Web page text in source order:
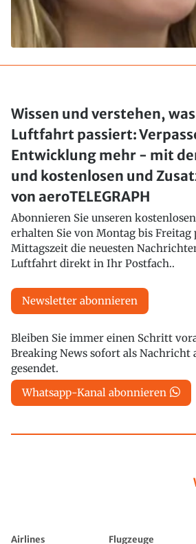
Wissen und verstehen,
Luftfahrt passiert:
Entwicklung mehr - mit
und kostenlosen und
von aeroTELEGRAPH
Abonnieren Sie unseren
erhalten Sie von Montag bis
Mittagszeit die neuesten
Luftfahrt direkt in Ihr Postfach..
Newsletter abonnieren
Bleiben Sie immer einen Schritt
Breaking News sofort als Nachricht
gesendet.
Whatsapp-Kanal abonnieren
Airlines Flugzeuge